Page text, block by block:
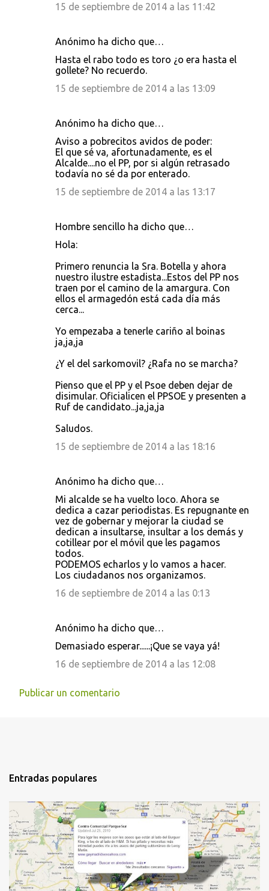
15 de septiembre de 2014 a las 11:42
Anónimo ha dicho que…
Hasta el rabo todo es toro ¿o era hasta el
gollete? No recuerdo.
15 de septiembre de 2014 a las 13:09
Anónimo ha dicho que…
Aviso a pobrecitos avidos de poder:
El que sé va, afortunadamente, es el
Alcalde....no el PP, por si algún retrasado
todavía no sé da por enterado.
15 de septiembre de 2014 a las 13:17
Hombre sencillo ha dicho que…
Hola:
Primero renuncia la Sra. Botella y ahora
nuestro ilustre estadista...Estos del PP nos
traen por el camino de la amargura. Con
ellos el armagedón está cada día más
cerca...
Yo empezaba a tenerle cariño al boinas
ja,ja,ja
¿Y el del sarkomovil? ¿Rafa no se marcha?
Pienso que el PP y el Psoe deben dejar de
disimular. Oficialicen el PPSOE y presenten a
Ruf de candidato...ja,ja,ja
Saludos.
15 de septiembre de 2014 a las 18:16
Anónimo ha dicho que…
Mi alcalde se ha vuelto loco. Ahora se
dedica a cazar periodistas. Es repugnante en
vez de gobernar y mejorar la ciudad se
dedican a insultarse, insultar a los demás y
cotillear por el móvil que les pagamos
todos.
PODEMOS echarlos y lo vamos a hacer.
Los ciudadanos nos organizamos.
16 de septiembre de 2014 a las 0:13
Anónimo ha dicho que…
Demasiado esperar......¡Que se vaya yá!
16 de septiembre de 2014 a las 12:08
Publicar un comentario
Entradas populares